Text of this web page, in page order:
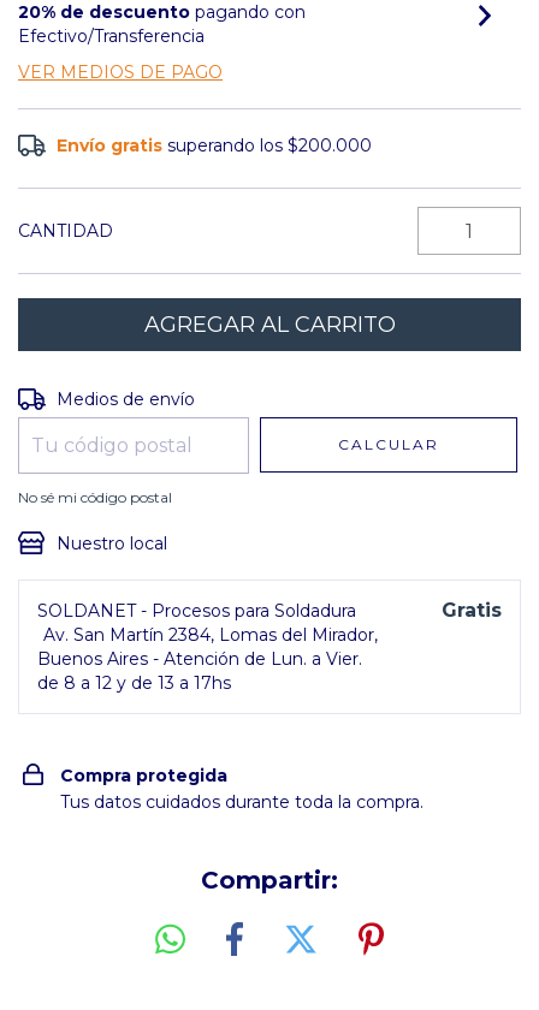
20% de descuento pagando con
Efectivo/Transferencia
VER MEDIOS DE PAGO
Envío gratis superando los$200.000
CANTIDAD
Entregas para el CP:
Medios de envío
CALCULAR
No sé mi código postal
Nuestro local
SOLDANET - Procesos para Soldadura
Av. San Martín 2384, Lomas del Mirador,
Buenos Aires - Atención de Lun. a Vier.
de 8 a 12 y de 13 a 17hs
Gratis
Compra protegida
Tus datos cuidados durante toda la compra.
Compartir: